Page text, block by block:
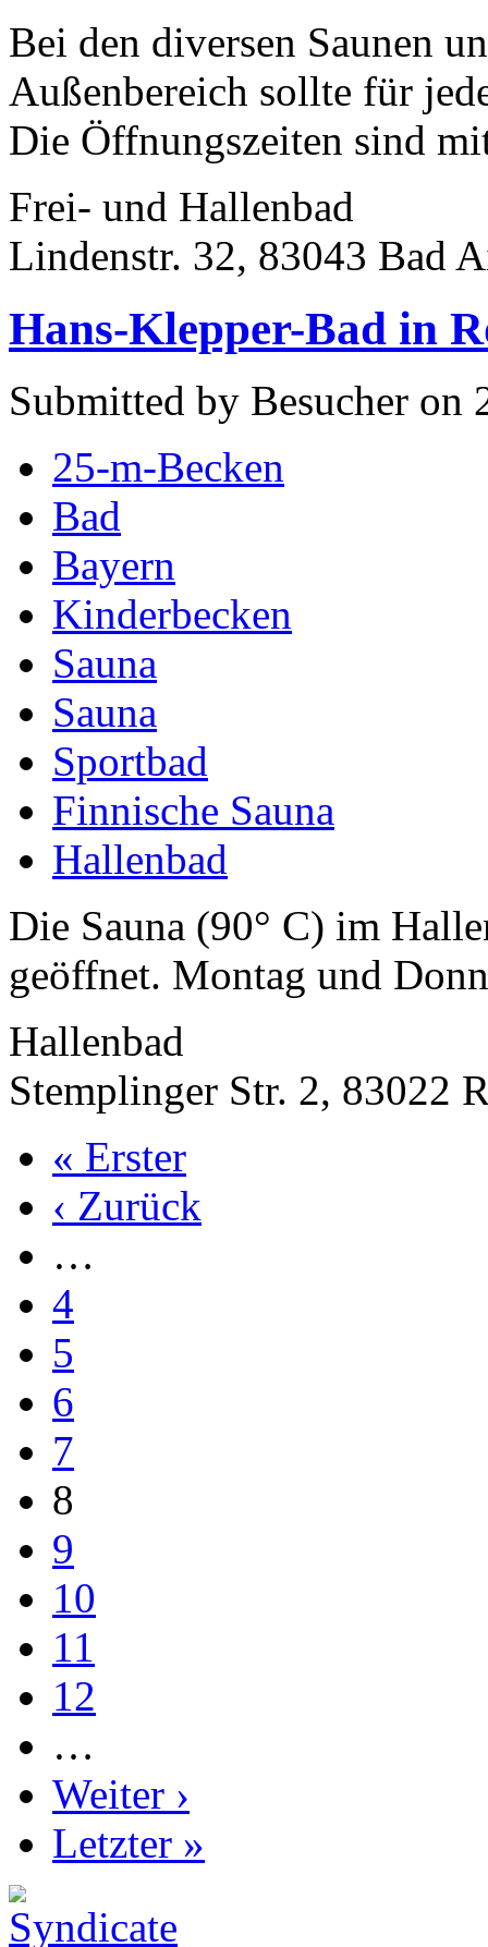
Bei den diversen Saunen
Außenbereich sollte für
Die Öffnungszeiten sind
Frei- und Hallenbad
Lindenstr. 32, 83043 Bad
Hans-Klepper-Bad in
Submitted by Besucher on
25-m-Becken
Bad
Bayern
Kinderbecken
Sauna
Sauna
Sportbad
Finnische Sauna
Hallenbad
Die Sauna (90° C) im
geöffnet. Montag und
Hallenbad
Stemplinger Str. 2, 83022
« Erster
‹ Zurück
…
4
5
6
7
8
9
10
11
12
…
Weiter ›
Letzter »